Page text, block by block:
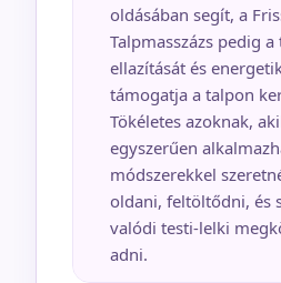
oldásában segít, a
Talpmasszázs pedig
ellazítását és
támogatja a talpon
Tökéletes azoknak,
egyszerűen
módszerekkel
oldani, feltöltődni, és
valódi testi-lelki
adni.